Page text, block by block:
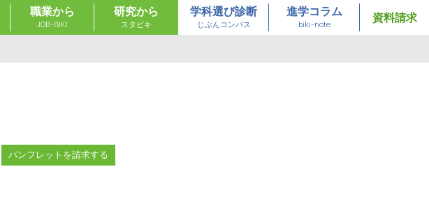
職業から
JOB-BIKI
研究から
スタビキ
学科選び診断
じぶんコンパス
進学コラム
biki-note
資料請求
パンフレットを請求する